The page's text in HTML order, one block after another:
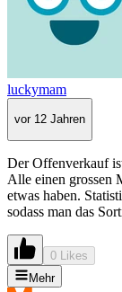
luckymam
vor 12 Jahren
Der Offenverkauf
Alle einen grossen
etwas haben.
sodass man das
0 Likes
Mehr